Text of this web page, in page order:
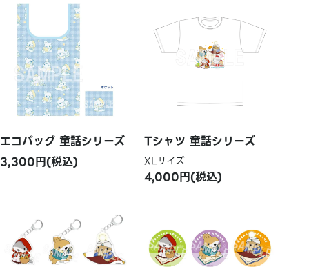
エコバッグ 童話シリーズ
3,300円(税込)
Tシャツ 童話シリーズ
XLサイズ
4,000円(税込)